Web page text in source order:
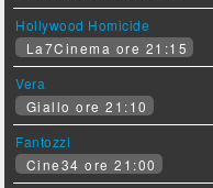
Hollywood Homicide
La7Cinema ore 21:15
Vera
Giallo ore 21:10
Fantozzi
Cine34 ore 21:00